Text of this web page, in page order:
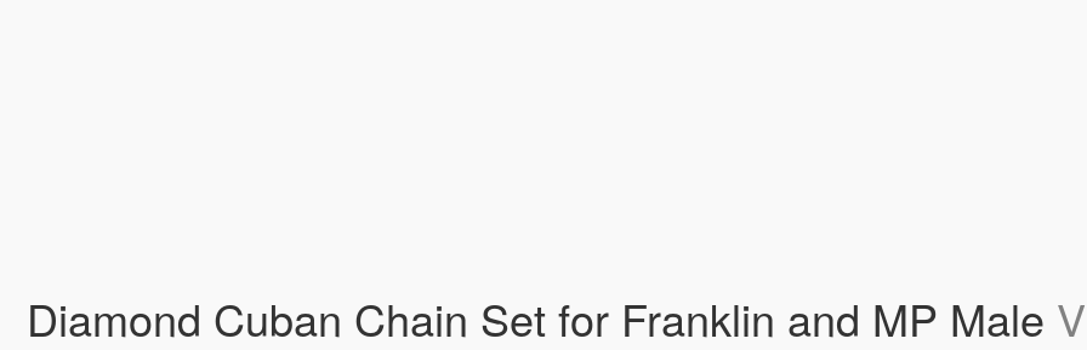
Diamond Cuban Chain Set for Franklin and MP Male